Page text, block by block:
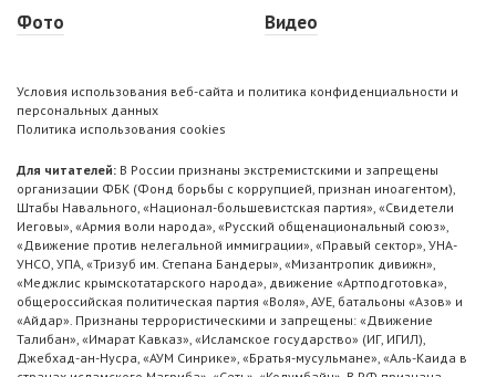
Фото
Видео
Условия использования веб-сайта и политика конфиденциальности и
персональных данных
Политика использования cookies
Для читателей: В России признаны экстремистскими и запрещены
организации ФБК (Фонд борьбы с коррупцией, признан иноагентом),
Штабы Навального, «Национал-большевистская партия», «Свидетели
Иеговы», «Армия воли народа», «Русский общенациональный союз»,
«Движение против нелегальной иммиграции», «Правый сектор», УНА-
УНСО, УПА, «Тризуб им. Степана Бандеры», «Мизантропик дивижн»,
«Меджлис крымскотатарского народа», движение «Артподготовка»,
общероссийская политическая партия «Воля», АУЕ, батальоны «Азов» и
«Айдар». Признаны террористическими и запрещены: «Движение
Талибан», «Имарат Кавказ», «Исламское государство» (ИГ, ИГИЛ),
Джебхад-ан-Нусра, «АУМ Синрике», «Братья-мусульмане», «Аль-Каида в